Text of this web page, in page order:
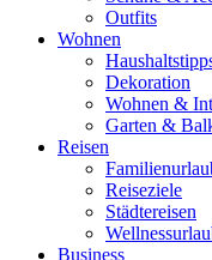
Outfits
Wohnen
Dekoration
Wohnen &
Garten &
Reisen
Reiseziele
Städtereisen
Business